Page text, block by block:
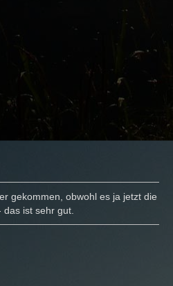
gekommen, obwohl es ja jetzt die
das ist sehr gut.